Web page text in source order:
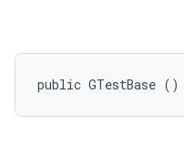
public GTestBase ()